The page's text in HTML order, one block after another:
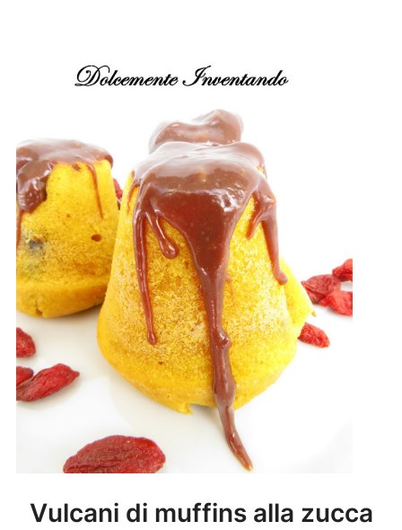
Vulcani di muffins alla zucca